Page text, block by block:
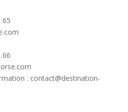
: contact@destination-